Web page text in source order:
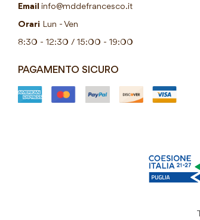
Email info@mddefrancesco.it
Orari Lun - Ven
8:30 - 12:30 / 15:00 - 19:00
PAGAMENTO SICURO